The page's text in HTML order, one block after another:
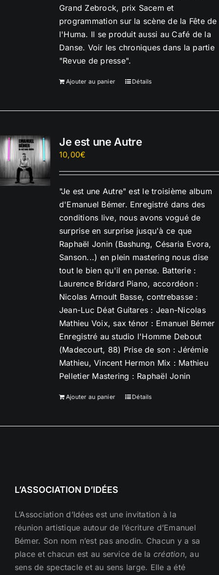
Grand Zebrock, prix Sacem et
programmation sur la scène de la Fête de
l'Huma. Il se produit aussi au Café de la
Danse. Voir les chroniques dans la partie
"Revue de presse".
Ajouter au panier Détails
Je est une Autre
10,00€
"Je est une Autre" est le troisième album
d'Emanuel Bémer. Enregistré dans des
conditions live, nous avons vogué de
surprise en surprise jusqu'à ce que
Raphaël Jonin (Bashung, Césaria Evora,
Sanson...) en plein mastering nous dise
tout le bien qu'il en pense. Batterie :
Laurence Bridard Piano, accordéon :
Nicolas Arnoult Basse, contrebasse :
Jean-Luc Déat Guitares : Jean-Nicolas
Mathieu Voix, sax ténor : Emanuel Bémer
Enregistré au studio l'Homme Debout
(Madecourt, 88) Prise de son : Jérémie
Mathieu, Vincent Hermon Mix : Mathieu
Pelletier Mastering : Raphaël Jonin
Ajouter au panier Détails
L’ASSOCIATION D’IDÉES
L’Association d’Idées est une invitation à la
réunion artistique autour de l’écriture d’Emanuel
Bémer. Son nom n’est pas anodin. Chacun y a sa
place et chacun est au service de la création, au
sens de spectacle et au sens large. Elle a été